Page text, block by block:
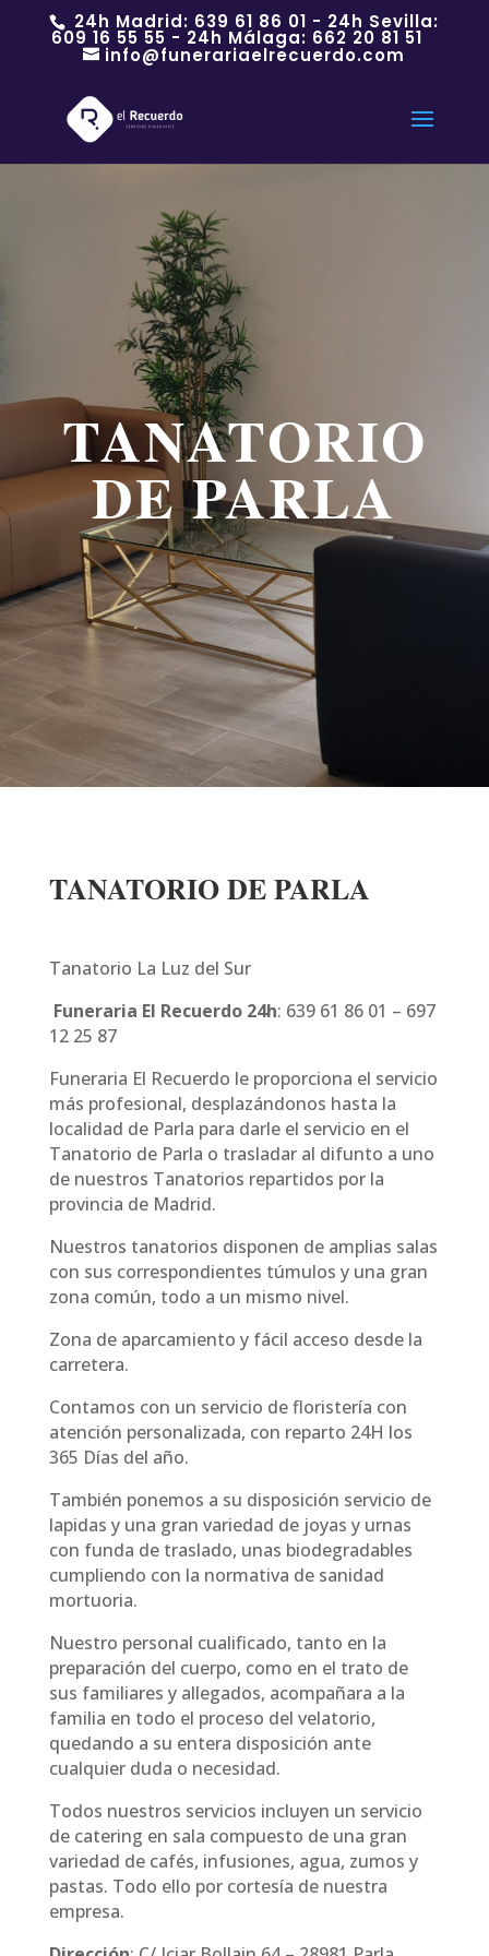
24h Madrid: 639 61 86 01 - 24h Sevilla:
609 16 55 55 - 24h Málaga: 662 20 81 51
info@funerariaelrecuerdo.com
TANATORIO
DE PARLA
TANATORIO DE PARLA
Tanatorio La Luz del Sur
Funeraria El Recuerdo 24h: 639 61 86 01 – 697
12 25 87
Funeraria El Recuerdo le proporciona el servicio
más profesional, desplazándonos hasta la
localidad de Parla para darle el servicio en el
Tanatorio de Parla o trasladar al difunto a uno
de nuestros Tanatorios repartidos por la
provincia de Madrid.
Nuestros tanatorios disponen de amplias salas
con sus correspondientes túmulos y una gran
zona común, todo a un mismo nivel.
Zona de aparcamiento y fácil acceso desde la
carretera.
Contamos con un servicio de floristería con
atención personalizada, con reparto 24H los
365 Días del año.
También ponemos a su disposición servicio de
lapidas y una gran variedad de joyas y urnas
con funda de traslado, unas biodegradables
cumpliendo con la normativa de sanidad
mortuoria.
Nuestro personal cualificado, tanto en la
preparación del cuerpo, como en el trato de
sus familiares y allegados, acompañara a la
familia en todo el proceso del velatorio,
quedando a su entera disposición ante
cualquier duda o necesidad.
Todos nuestros servicios incluyen un servicio
de catering en sala compuesto de una gran
variedad de cafés, infusiones, agua, zumos y
pastas. Todo ello por cortesía de nuestra
empresa.